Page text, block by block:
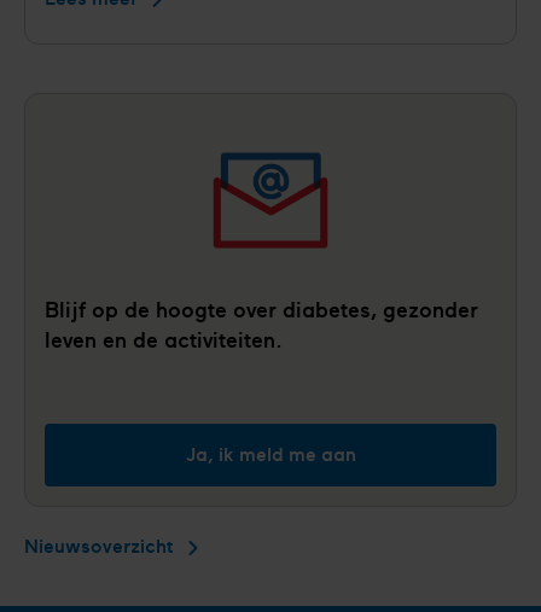
eerder
zichtbaar
Blijf op de hoogte over diabetes, gezonder
leven en de activiteiten.
Ja, ik meld me aan
Nieuwsoverzicht